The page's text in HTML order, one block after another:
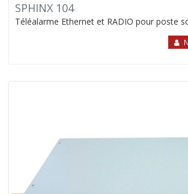
SPHINX 104
Téléalarme Ethernet et RADIO pour poste